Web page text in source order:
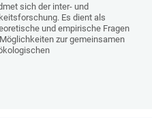
sich der inter- und
Es dient als
und empirische Fragen
zur gemeinsamen